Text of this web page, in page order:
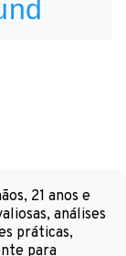
21 anos e
análises
práticas,
para